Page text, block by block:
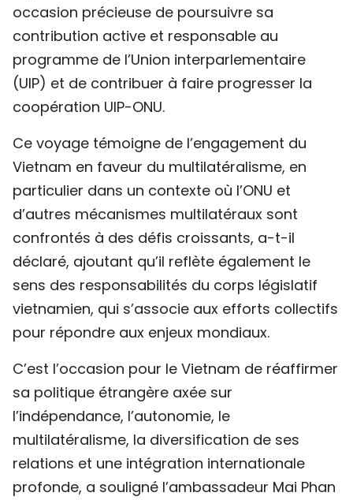
occasion précieuse de poursuivre sa
contribution active et responsable au
programme de l’Union interparlementaire
(UIP) et de contribuer à faire progresser la
coopération UIP-ONU.
Ce voyage témoigne de l’engagement du
Vietnam en faveur du multilatéralisme, en
particulier dans un contexte où l’ONU et
d’autres mécanismes multilatéraux sont
confrontés à des défis croissants, a-t-il
déclaré, ajoutant qu’il reflète également le
sens des responsabilités du corps législatif
vietnamien, qui s’associe aux efforts collectifs
pour répondre aux enjeux mondiaux.
C’est l’occasion pour le Vietnam de réaffirmer
sa politique étrangère axée sur
l’indépendance, l’autonomie, le
multilatéralisme, la diversification de ses
relations et une intégration internationale
profonde, a souligné l’ambassadeur Mai Phan